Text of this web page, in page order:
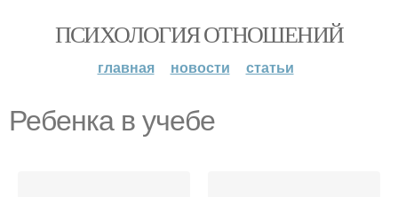
ПСИХОЛОГИЯ ОТНОШЕНИЙ
главная новости статьи
Ребенка в учебе